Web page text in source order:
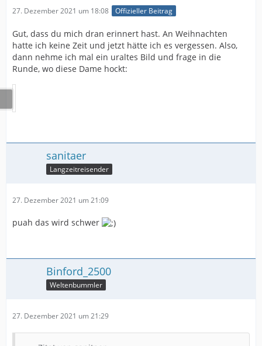
27. Dezember 2021 um 18:08 Offizieller Beitrag
Gut, dass du mich dran erinnert hast. An Weihnachten
hatte ich keine Zeit und jetzt hätte ich es vergessen. Also,
dann nehme ich mal ein uraltes Bild und frage in die
Runde, wo diese Dame hockt:
sanitaer
Langzeitreisender
27. Dezember 2021 um 21:09
puah das wird schwer
Binford_2500
Weltenbummler
27. Dezember 2021 um 21:29